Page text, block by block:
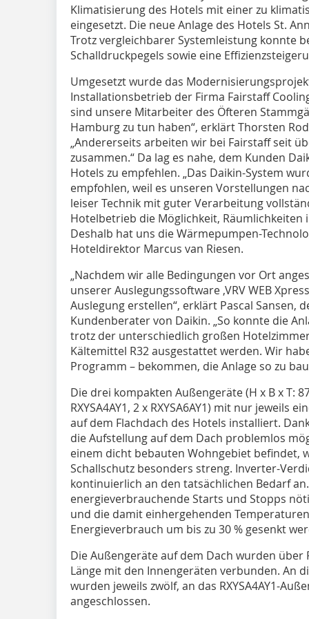
Klimatisierung des Hotels mit einer zu
eingesetzt. Die neue Anlage des Hotels St.
Trotz vergleichbarer Systemleistung konnte
Schalldruckpegels sowie eine
Umgesetzt wurde das
Installationsbetrieb der Firma Fairstaff
sind unsere Mitarbeiter des Öfteren
Hamburg zu tun haben“, erklärt Thorsten
„Andererseits arbeiten wir bei Fairstaff seit
zusammen.“ Da lag es nahe, dem Kunden
Hotels zu empfehlen. „Das Daikin-System
empfohlen, weil es unseren Vorstellungen
leiser Technik mit guter Verarbeitung
Hotelbetrieb die Möglichkeit,
Deshalb hat uns die Wärmepumpen-
Hoteldirektor Marcus van Riesen.
„Nachdem wir alle Bedingungen vor Ort
unserer Auslegungssoftware ‚VRV WEB
Auslegung erstellen“, erklärt Pascal Sansen,
Kundenberater von Daikin. „So konnte die
trotz der unterschiedlich großen Hotelzimmer
Kältemittel R32 ausgestattet werden. Wir
Programm – bekommen, die Anlage so zu
Die drei kompakten Außengeräte (H x B x T:
RXYSA4AY1, 2 x RXYSA6AY1) mit nur
auf dem Flachdach des Hotels installiert.
die Aufstellung auf dem Dach problemlos
einem dicht bebauten Wohngebiet befindet,
Schallschutz besonders streng. Inverter-
kontinuierlich an den tatsächlichen Bedarf
energieverbrauchende Starts und Stopps
und die damit einhergehenden
Energieverbrauch um bis zu 30 % gesenkt
Die Außengeräte auf dem Dach wurden über
Länge mit den Innengeräten verbunden. An
wurden jeweils zwölf, an das RXYSA4AY1-
angeschlossen.